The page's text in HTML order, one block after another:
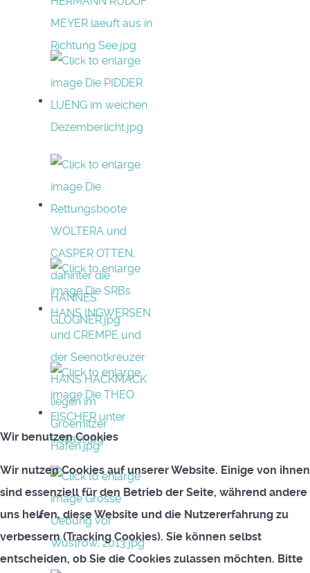
Wir benutzen Cookies
Wir nutzen Cookies auf unserer Website. Einige von ihnen
sind essenziell für den Betrieb der Seite, während andere
uns helfen, diese Website und die Nutzererfahrung zu
verbessern (Tracking Cookies). Sie können selbst
entscheiden, ob Sie die Cookies zulassen möchten. Bitte